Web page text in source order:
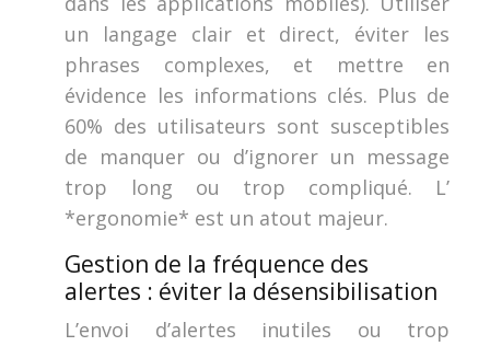
un langage clair et direct, éviter les
phrases complexes, et mettre en
évidence les informations clés. Plus de
60% des utilisateurs sont susceptibles
de manquer ou d’ignorer un message
trop long ou trop compliqué. L’
*ergonomie* est un atout majeur.
Gestion de la fréquence des
alertes : éviter la désensibilisation
L’envoi d’alertes inutiles ou trop